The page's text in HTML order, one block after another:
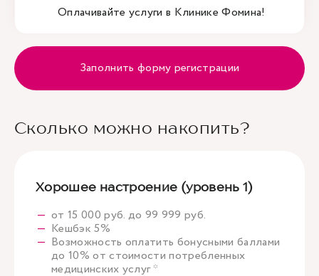
Оплачивайте услуги в Клинике Фомина!
Заполнить форму регистрации
Сколько можно накопить?
Хорошее настроение (уровень 1)
от 15 000 руб. до 99 999 руб.
Кешбэк 5%
Возможность оплатить бонусными баллами
до 10% от стоимости потребленных
медицинских услуг *